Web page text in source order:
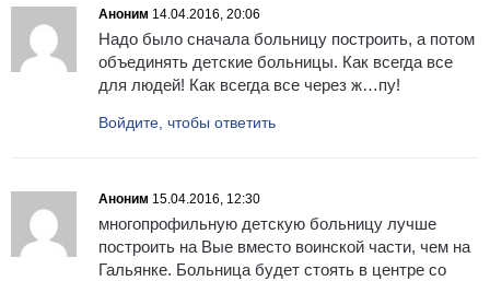
Аноним 14.04.2016, 20:06
Надо было сначала больницу построить, а потом
объединять детские больницы. Как всегда все
для людей! Как всегда все через ж…пу!
Войдите, чтобы ответить
Аноним 15.04.2016, 12:30
многопрофильную детскую больницу лучше
построить на Вые вместо воинской части, чем на
Гальянке. Больница будет стоять в центре со